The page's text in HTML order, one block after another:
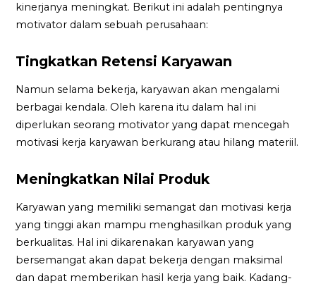
kinerjanya meningkat. Berikut ini adalah pentingnya
motivator dalam sebuah perusahaan:
Tingkatkan Retensi Karyawan
Namun selama bekerja, karyawan akan mengalami
berbagai kendala. Oleh karena itu dalam hal ini
diperlukan seorang motivator yang dapat mencegah
motivasi kerja karyawan berkurang atau hilang materiil.
Meningkatkan Nilai Produk
Karyawan yang memiliki semangat dan motivasi kerja
yang tinggi akan mampu menghasilkan produk yang
berkualitas. Hal ini dikarenakan karyawan yang
bersemangat akan dapat bekerja dengan maksimal
dan dapat memberikan hasil kerja yang baik. Kadang-